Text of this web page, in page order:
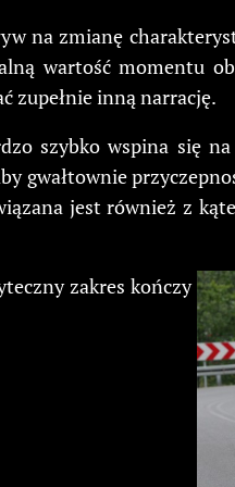
na zmianę
wartość momentu
zupełnie inną narrację.
szybko wspina się
gwałtownie
jest również z
zakres kończy